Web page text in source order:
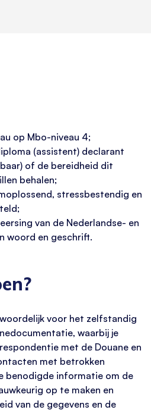
op Mbo-niveau 4;
(assistent) declarant
of de bereidheid dit
behalen;
stressbestendig en
van de Nederlandse- en
woord en geschrift.
voor het zelfstandig
waarbij je
met de Douane en
met betrokken
benodigde informatie om de
op te maken en
van de gegevens en de